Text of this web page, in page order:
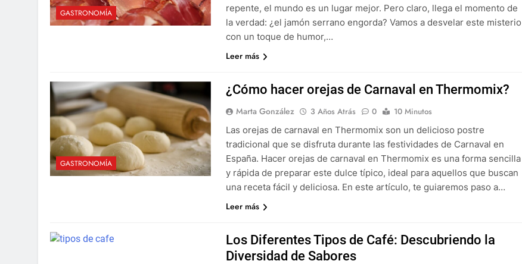
GASTRONOMÍA
repente, el mundo es un lugar mejor. Pero claro, llega el momento de
la verdad: ¿el jamón serrano engorda? Vamos a desvelar este misterio
con un toque de humor,…
Leer más
GASTRONOMÍA
¿Cómo hacer orejas de Carnaval en Thermomix?
Marta González 3 Años Atrás 0
10 Minutos
Las orejas de carnaval en Thermomix son un delicioso postre
tradicional que se disfruta durante las festividades de Carnaval en
España. Hacer orejas de carnaval en Thermomix es una forma sencilla
y rápida de preparar este dulce típico, ideal para aquellos que buscan
una receta fácil y deliciosa. En este artículo, te guiaremos paso a…
Leer más
Los Diferentes Tipos de Café: Descubriendo la
Diversidad de Sabores